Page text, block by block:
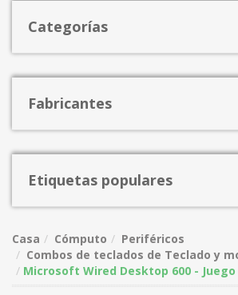
Categorías
Fabricantes
Etiquetas populares
Casa Cómputo
Periféricos
Combos de teclados de Teclado y
Microsoft Wired Desktop 600 -